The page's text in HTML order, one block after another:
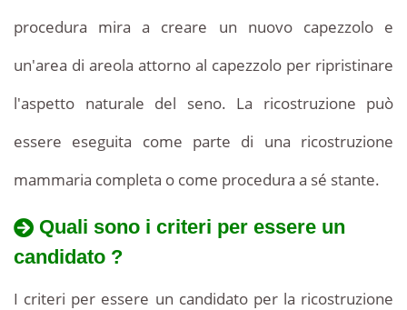
procedura mira a creare un nuovo capezzolo e
un'area di areola attorno al capezzolo per ripristinare
l'aspetto naturale del seno. La ricostruzione può
essere eseguita come parte di una ricostruzione
mammaria completa o come procedura a sé stante.
Quali sono i criteri per essere un
candidato ?
I criteri per essere un candidato per la ricostruzione